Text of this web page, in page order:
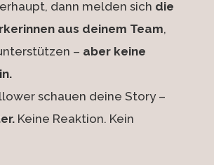
dann melden sich die
aus deinem Team,
– aber keine
schauen deine Story –
Keine Reaktion. Kein